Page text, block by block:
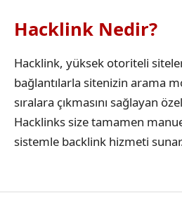
Hacklink Nedir?
Hacklink, yüksek otoriteli
bağlantılarla sitenizin arama
sıralara çıkmasını sağlayan
Hacklinks size tamamen
sistemle backlink hizmeti